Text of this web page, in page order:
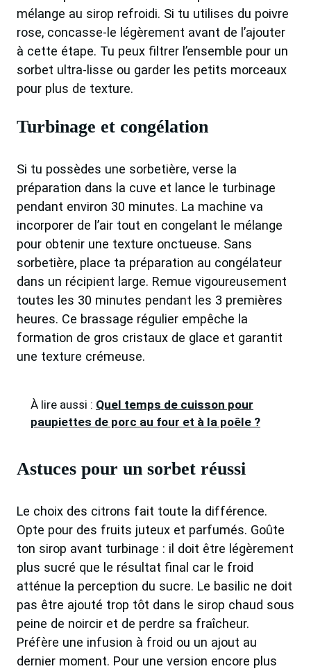
mélange au sirop refroidi. Si tu utilises du poivre
rose, concasse-le légèrement avant de l’ajouter
à cette étape. Tu peux filtrer l’ensemble pour un
sorbet ultra-lisse ou garder les petits morceaux
pour plus de texture.
Turbinage et congélation
Si tu possèdes une sorbetière, verse la
préparation dans la cuve et lance le turbinage
pendant environ 30 minutes. La machine va
incorporer de l’air tout en congelant le mélange
pour obtenir une texture onctueuse. Sans
sorbetière, place ta préparation au congélateur
dans un récipient large. Remue vigoureusement
toutes les 30 minutes pendant les 3 premières
heures. Ce brassage régulier empêche la
formation de gros cristaux de glace et garantit
une texture crémeuse.
À lire aussi : Quel temps de cuisson pour
paupiettes de porc au four et à la poêle ?
Astuces pour un sorbet réussi
Le choix des citrons fait toute la différence.
Opte pour des fruits juteux et parfumés. Goûte
ton sirop avant turbinage : il doit être légèrement
plus sucré que le résultat final car le froid
atténue la perception du sucre. Le basilic ne doit
pas être ajouté trop tôt dans le sirop chaud sous
peine de noircir et de perdre sa fraîcheur.
Préfère une infusion à froid ou un ajout au
dernier moment. Pour une version encore plus